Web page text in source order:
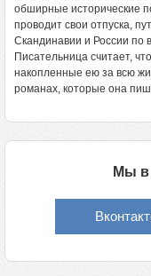
обширные исторические
проводит свои отпуска,
Скандинавии и России
Писательница считает,
накопленные ею за всю
романах, которые она
Мы в